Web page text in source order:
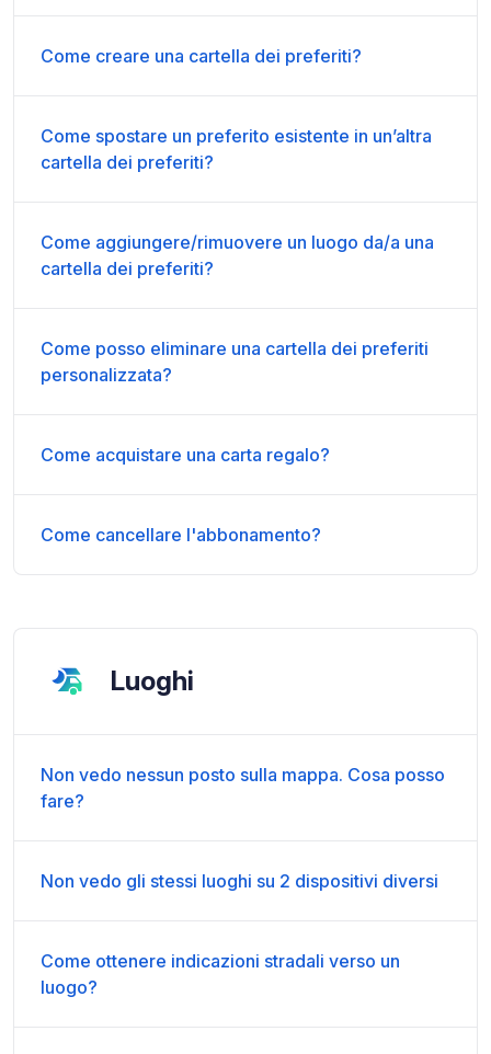
Come creare una cartella dei preferiti?
Come spostare un preferito esistente in un’altra
cartella dei preferiti?
Come aggiungere/rimuovere un luogo da/a una
cartella dei preferiti?
Come posso eliminare una cartella dei preferiti
personalizzata?
Come acquistare una carta regalo?
Come cancellare l'abbonamento?
Luoghi
Non vedo nessun posto sulla mappa. Cosa posso
fare?
Non vedo gli stessi luoghi su 2 dispositivi diversi
Come ottenere indicazioni stradali verso un
luogo?